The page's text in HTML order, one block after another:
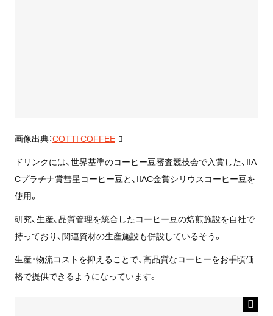
画像出典：COTTI COFFEE
ドリンクには、世界基準のコーヒー豆審査競技会で入賞した、IIA
Cプラチナ賞彗星コーヒー豆と、IIAC金賞シリウスコーヒー豆を
使用。
研究、生産、品質管理を統合したコーヒー豆の焙煎施設を自社で
持っており、関連資材の生産施設も併設しているそう。
生産・物流コストを抑えることで、高品質なコーヒーをお手頃価
格で提供できるようになっています。